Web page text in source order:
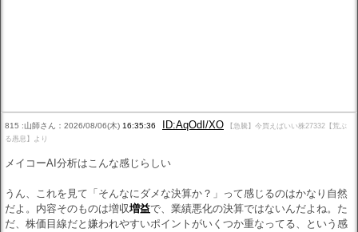
815 :山師さん：2026/08/06(木) 16:35:36 ID:AqOdI/XO
【急騰】今買えばいい株27332【荒ぶ
る愚息】より
メイコーAI分析はこんな感じらしい
うん、これを見て「そんなにダメな決算か？」って感じるのはかなり自然
だよ。内容そのものは増収増益で、業績悪化の決算ではないんだよね。た
だ、株価目線だと嫌われやすいポイントがいくつか重なってる、という感